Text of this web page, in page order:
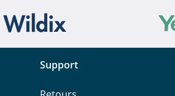
Support